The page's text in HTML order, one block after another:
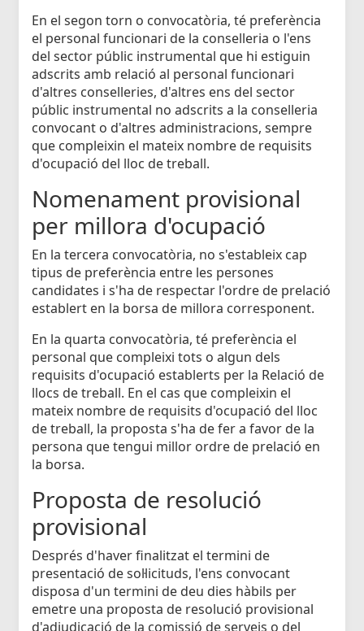
En el segon torn o convocatòria, té preferència
el personal funcionari de la conselleria o l'ens
del sector públic instrumental que hi estiguin
adscrits amb relació al personal funcionari
d'altres conselleries, d'altres ens del sector
públic instrumental no adscrits a la conselleria
convocant o d'altres administracions, sempre
que compleixin el mateix nombre de requisits
d'ocupació del lloc de treball.
Nomenament provisional
per millora d'ocupació
En la tercera convocatòria, no s'estableix cap
tipus de preferència entre les persones
candidates i s'ha de respectar l'ordre de prelació
establert en la borsa de millora corresponent.
En la quarta convocatòria, té preferència el
personal que compleixi tots o algun dels
requisits d'ocupació establerts per la Relació de
llocs de treball. En el cas que compleixin el
mateix nombre de requisits d'ocupació del lloc
de treball, la proposta s'ha de fer a favor de la
persona que tengui millor ordre de prelació en
la borsa.
Proposta de resolució
provisional
Després d'haver finalitzat el termini de
presentació de sol·licituds, l'ens convocant
disposa d'un termini de deu dies hàbils per
emetre una proposta de resolució provisional
d'adjudicació de la comissió de serveis o del